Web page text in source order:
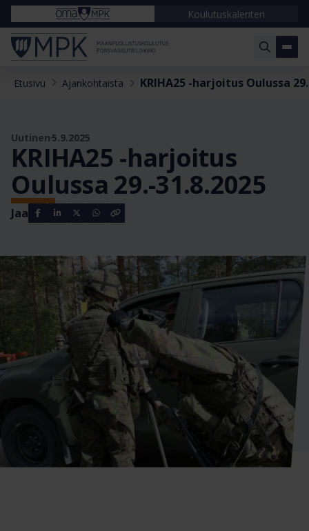
Koulutuskalenteri
Etusivu Ajankohtaista KRIHA25 -harjoitus Oulussa
Uutinen 5.9.2025
KRIHA25 -harjoitus
Oulussa 29.-31.8.2025
Jaa